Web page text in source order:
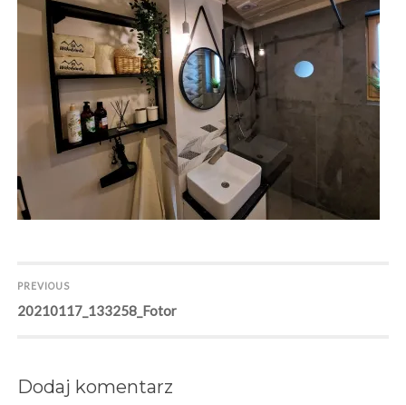
Nawigacja
wpisu
PREVIOUS
Previous
20210117_133258_Fotor
Dodaj komentarz